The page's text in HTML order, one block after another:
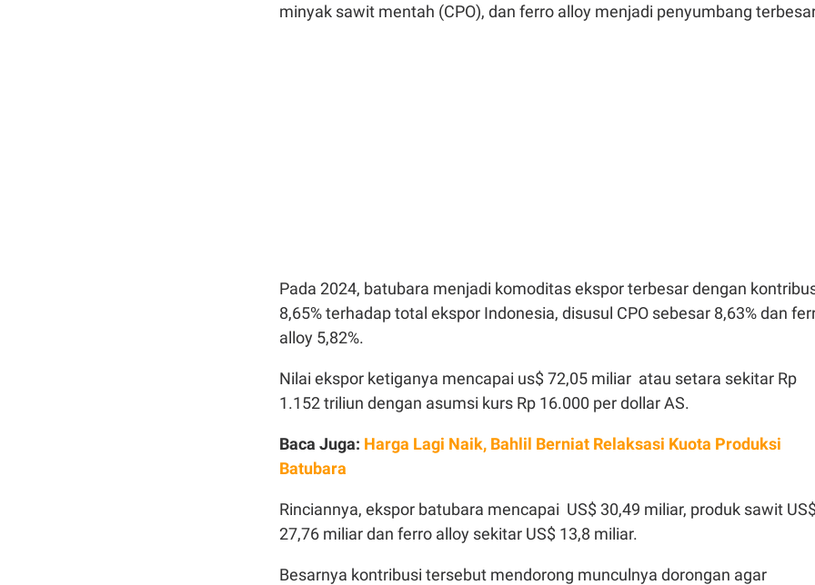
minyak sawit mentah (CPO), dan ferro alloy menjadi penyumbang
Pada 2024, batubara menjadi komoditas ekspor terbesar dengan
8,65% terhadap total ekspor Indonesia, disusul CPO sebesar 8,63% dan
alloy 5,82%.
Nilai ekspor ketiganya mencapai us$ 72,05 miliar atau setara sekitar Rp
1.152 triliun dengan asumsi kurs Rp 16.000 per dollar AS.
Baca Juga: Harga Lagi Naik, Bahlil Berniat Relaksasi Kuota Produksi
Batubara
Rinciannya, ekspor batubara mencapai US$ 30,49 miliar, produk sawit
27,76 miliar dan ferro alloy sekitar US$ 13,8 miliar.
Besarnya kontribusi tersebut mendorong munculnya dorongan agar